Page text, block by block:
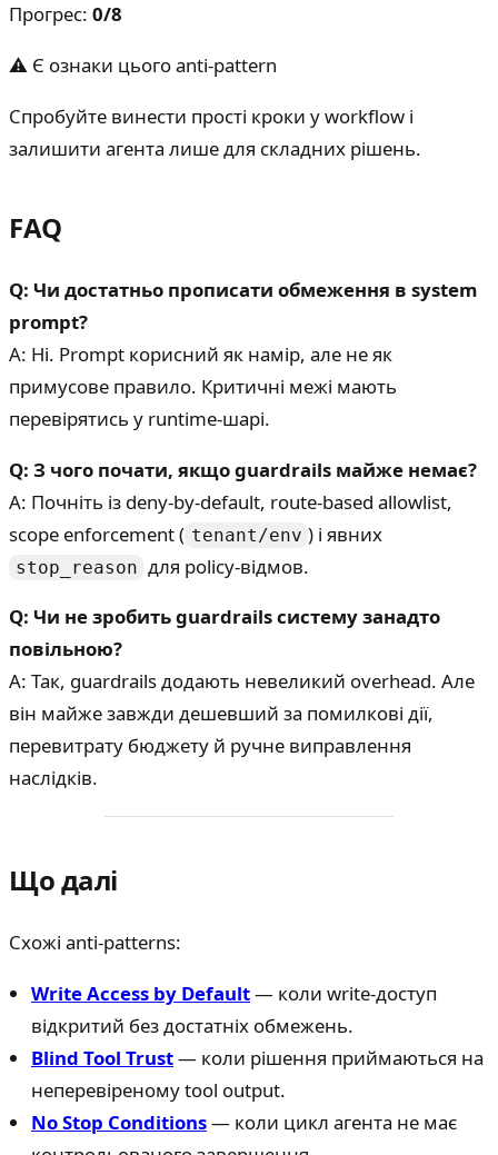
Прогрес: 0/8
⚠ Є ознаки цього anti-pattern
Спробуйте винести прості кроки у workflow і
залишити агента лише для складних рішень.
FAQ
Q: Чи достатньо прописати обмеження в system
prompt?
A: Ні. Prompt корисний як намір, але не як
примусове правило. Критичні межі мають
перевірятись у runtime-шарі.
Q: З чого почати, якщо guardrails майже немає?
A: Почніть із deny-by-default, route-based allowlist,
scope enforcement ( tenant/env ) і явних
stop_reason для policy-відмов.
Q: Чи не зробить guardrails систему занадто
повільною?
A: Так, guardrails додають невеликий overhead. Але
він майже завжди дешевший за помилкові дії,
перевитрату бюджету й ручне виправлення
наслідків.
Що далі
Схожі anti-patterns:
Write Access by Default— коли write-доступ
відкритий без достатніх обмежень.
Blind Tool Trust— коли рішення приймаються на
неперевіреному tool output.
No Stop Conditions— коли цикл агента не має